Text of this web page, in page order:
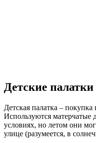
Детские палатки
Детская палатка – покупка
Используются
условиях, но летом они
улице (разумеется, в